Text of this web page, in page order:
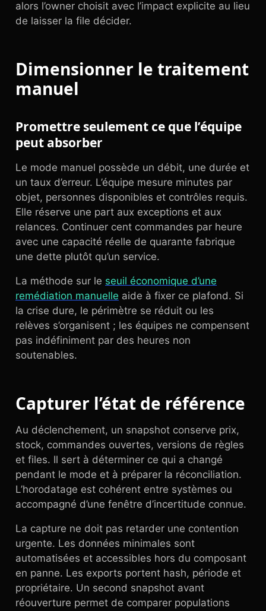
alors l’owner choisit avec l’impact explicite au lieu
de laisser la file décider.
Dimensionner le traitement
manuel
Promettre seulement ce que l’équipe
peut absorber
Le mode manuel possède un débit, une durée et
un taux d’erreur. L’équipe mesure minutes par
objet, personnes disponibles et contrôles requis.
Elle réserve une part aux exceptions et aux
relances. Continuer cent commandes par heure
avec une capacité réelle de quarante fabrique
une dette plutôt qu’un service.
La méthode sur le seuil économique d’une
remédiation manuelle aide à fixer ce plafond. Si
la crise dure, le périmètre se réduit ou les
relèves s’organisent ; les équipes ne compensent
pas indéfiniment par des heures non
soutenables.
Capturer l’état de référence
Au déclenchement, un snapshot conserve prix,
stock, commandes ouvertes, versions de règles
et files. Il sert à déterminer ce qui a changé
pendant le mode et à préparer la réconciliation.
L’horodatage est cohérent entre systèmes ou
accompagné d’une fenêtre d’incertitude connue.
La capture ne doit pas retarder une contention
urgente. Les données minimales sont
automatisées et accessibles hors du composant
en panne. Les exports portent hash, période et
propriétaire. Un second snapshot avant
réouverture permet de comparer populations